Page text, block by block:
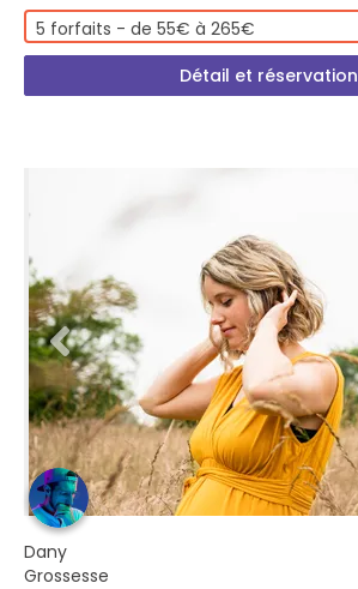
5 forfaits - de 55€ à 265€
Détail et réservation
Dany
Grossesse